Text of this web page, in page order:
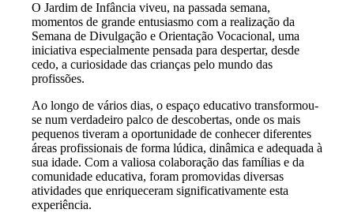
O Jardim de Infância viveu, na passada semana,
momentos de grande entusiasmo com a realização da
Semana de Divulgação e Orientação Vocacional, uma
iniciativa especialmente pensada para despertar, desde
cedo, a curiosidade das crianças pelo mundo das
profissões.
Ao longo de vários dias, o espaço educativo transformou-
se num verdadeiro palco de descobertas, onde os mais
pequenos tiveram a oportunidade de conhecer diferentes
áreas profissionais de forma lúdica, dinâmica e adequada à
sua idade. Com a valiosa colaboração das famílias e da
comunidade educativa, foram promovidas diversas
atividades que enriqueceram significativamente esta
experiência.